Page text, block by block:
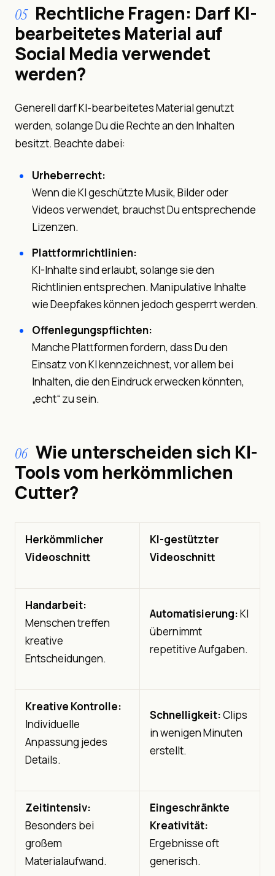
05 Rechtliche Fragen: Darf KI-
bearbeitetes Material auf
Social Media verwendet
werden?
Generell darf KI-bearbeitetes Material genutzt
werden, solange Du die Rechte an den Inhalten
besitzt. Beachte dabei:
Urheberrecht:
Wenn die KI geschützte Musik, Bilder oder
Videos verwendet, brauchst Du entsprechende
Lizenzen.
Plattformrichtlinien:
KI-Inhalte sind erlaubt, solange sie den
Richtlinien entsprechen. Manipulative Inhalte
wie Deepfakes können jedoch gesperrt werden.
Offenlegungspflichten:
Manche Plattformen fordern, dass Du den
Einsatz von KI kennzeichnest, vor allem bei
Inhalten, die den Eindruck erwecken könnten,
„echt“ zu sein.
06 Wie unterscheiden sich KI-
Tools vom herkömmlichen
Cutter?
Herkömmlicher
Videoschnitt
KI-gestützter
Videoschnitt
Handarbeit:
Menschen treffen
kreative
Entscheidungen.
Automatisierung:KI
übernimmt
repetitive Aufgaben.
Kreative Kontrolle:
Individuelle
Anpassung jedes
Details.
Schnelligkeit:Clips
in wenigen Minuten
erstellt.
Zeitintensiv:
Besonders bei
großem
Materialaufwand.
Eingeschränkte
Kreativität:
Ergebnisse oft
generisch.